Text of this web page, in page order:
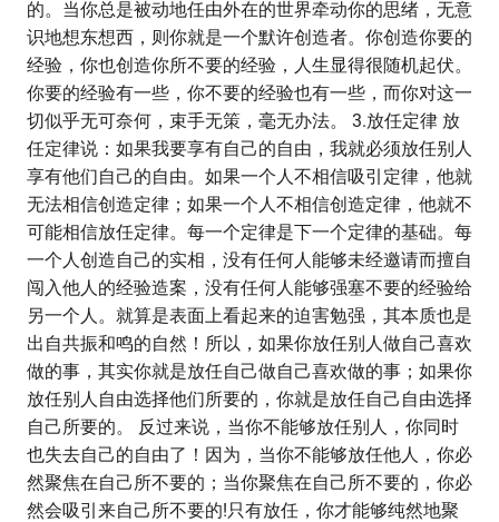
的。当你总是被动地任由外在的世界牵动你的思绪，无意
识地想东想西，则你就是一个默许创造者。你创造你要的
经验，你也创造你所不要的经验，人生显得很随机起伏。
你要的经验有一些，你不要的经验也有一些，而你对这一
切似乎无可奈何，束手无策，毫无办法。 3.放任定律 放
任定律说：如果我要享有自己的自由，我就必须放任别人
享有他们自己的自由。如果一个人不相信吸引定律，他就
无法相信创造定律；如果一个人不相信创造定律，他就不
可能相信放任定律。每一个定律是下一个定律的基础。每
一个人创造自己的实相，没有任何人能够未经邀请而擅自
闯入他人的经验造案，没有任何人能够强塞不要的经验给
另一个人。就算是表面上看起来的迫害勉强，其本质也是
出自共振和鸣的自然！所以，如果你放任别人做自己喜欢
做的​​事，其实你就是放任自己做自己喜欢做的​​事；如果你
放任别人自由选择他们所要的，你就是放任自己自由选择
自己所要的。 反过来说，当你不能够放任别人，你同时
也失去自己的自由了！因为，当你不能够放任他人，你必
然聚焦在自己所不要的；当你聚焦在自己所不要的，你必
然会吸引来自己所不要的!只有放任，你才能够纯然地聚